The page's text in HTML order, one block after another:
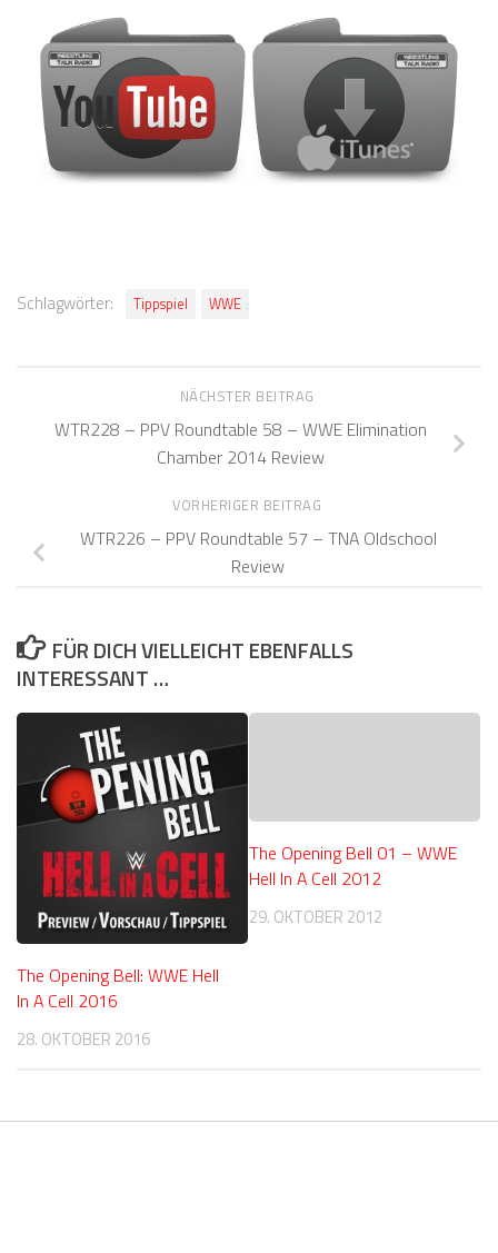
Schlagwörter: Tippspiel WWE
NÄCHSTER BEITRAG
WTR228 – PPV Roundtable 58 – WWE Elimination
Chamber 2014 Review
VORHERIGER BEITRAG
WTR226 – PPV Roundtable 57 – TNA Oldschool
Review
FÜR DICH VIELLEICHT EBENFALLS
INTERESSANT …
The Opening Bell: WWE Hell
In A Cell 2016
28. OKTOBER 2016
The Opening Bell 01 – WWE
Hell In A Cell 2012
29. OKTOBER 2012